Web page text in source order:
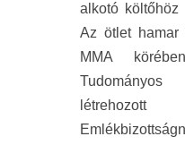
alkotó költőhöz
Az ötlet hamar
MMA